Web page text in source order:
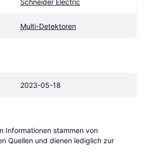
Schneider Electric
Multi-Detektoren
2023-05-18
Informationen stammen von
Quellen und dienen lediglich zur